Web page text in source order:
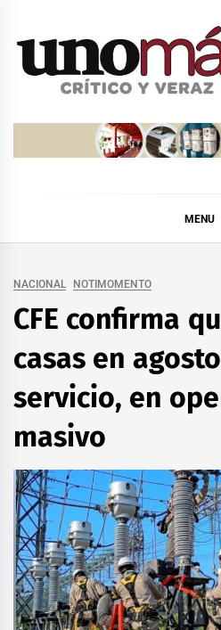
MENU
NACIONAL NOTIMOMENTO
CFE confirma
casas en
servicio, en
masivo